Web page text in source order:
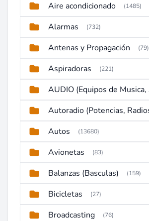
Aire acondicionado (1485)
Alarmas (732)
Antenas y Propagación (79)
Aspiradoras (221)
Autos (13680)
Avionetas (83)
Balanzas (Basculas) (159)
Bicicletas (27)
Broadcasting (76)